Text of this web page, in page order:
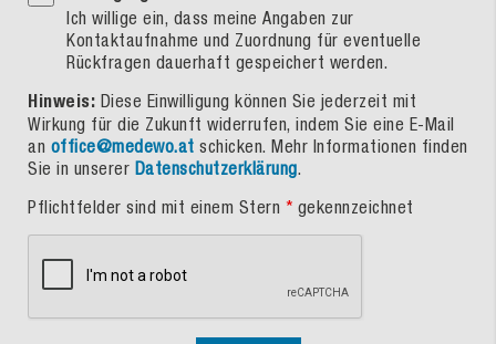
Ich willige ein, dass meine Angaben zur
Kontaktaufnahme und Zuordnung für eventuelle
Rückfragen dauerhaft gespeichert werden.
Hinweis: Diese Einwilligung können Sie jederzeit mit
Wirkung für die Zukunft widerrufen, indem Sie eine E-Mail
an office@medewo.at schicken. Mehr Informationen finden
Sie in unserer Datenschutzerklärung.
Pflichtfelder sind mit einem Stern * gekennzeichnet